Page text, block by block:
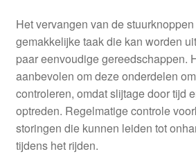
Het vervangen van de
gemakkelijke taak die kan worden
paar eenvoudige gereedschappen.
aanbevolen om deze onderdelen
controleren, omdat slijtage door tijd
optreden. Regelmatige controle
storingen die kunnen leiden tot
tijdens het rijden.